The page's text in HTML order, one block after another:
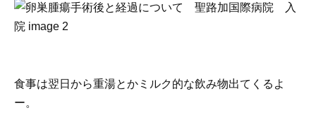
食事は翌日から重湯とかミルク的な飲み物出てくるよ
ー。